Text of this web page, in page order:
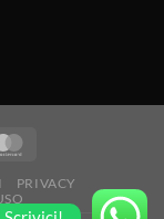
PRIVACY